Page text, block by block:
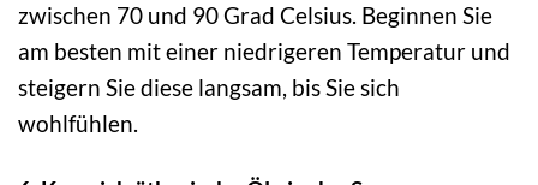
zwischen 70 und 90 Grad Celsius. Beginnen Sie
am besten mit einer niedrigeren Temperatur und
steigern Sie diese langsam, bis Sie sich
wohlfühlen.